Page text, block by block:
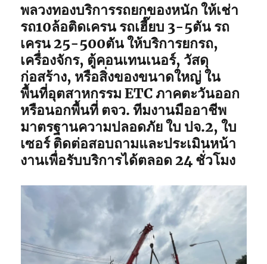
พลวงทองบริการรถยกของหนัก ให้เช่า
รถ10ล้อติดเครน รถเฮี๊ยบ 3-5ตัน รถ
เครน 25-500ตัน ให้บริการยกรถ,
เครื่องจักร, ตู้คอนเทนเนอร์, วัสดุ
ก่อสร้าง, หรือสิ่งของขนาดใหญ่ ใน
พื้นที่อุตสาหกรรม ETC ภาคตะวันออก
หรือนอกพื้นที่ ตจว. ทีมงานมืออาชีพ
มาตรฐานความปลอดภัย ใบ ปจ.2, ใบ
เซอร์ ติดต่อสอบถามและประเมินหน้า
งานเพื่อรับบริการได้ตลอด 24 ชั่วโมง